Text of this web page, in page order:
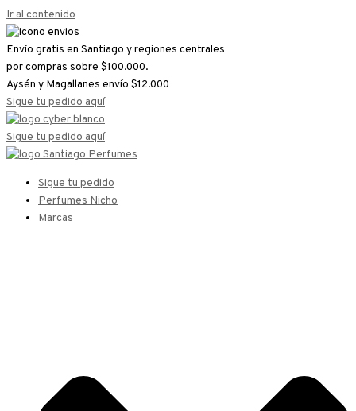
Ir al contenido
Envío gratis en Santiago y regiones centrales
por compras sobre $100.000.
Aysén y Magallanes envío $12.000
Sigue tu pedido aquí
Sigue tu pedido aquí
Sigue tu pedido
Perfumes Nicho
Marcas